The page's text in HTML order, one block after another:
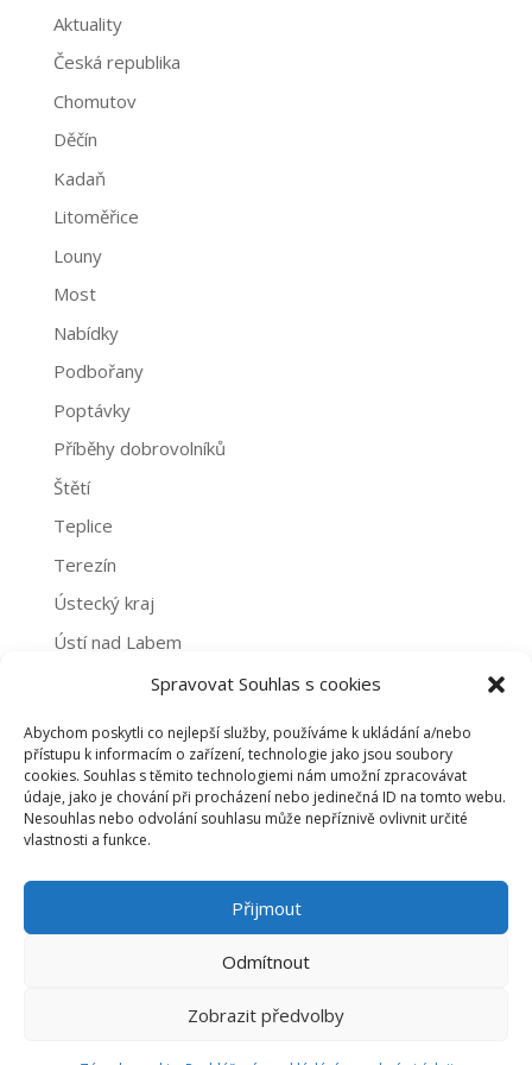
Spravovat Souhlas s cookies
Abychom poskytli co nejlepší služby, používáme k ukládání a/nebo
přístupu k informacím o zařízení, technologie jako jsou soubory
cookies. Souhlas s těmito technologiemi nám umožní zpracovávat
údaje, jako je chování při procházení nebo jedinečná ID na tomto webu.
Nesouhlas nebo odvolání souhlasu může nepříznivě ovlivnit určité
vlastnosti a funkce.
Přijmout
Odmítnout
Zobrazit předvolby
Aktuality
Česká republika
Chomutov
Děčín
Kadaň
Litoměřice
Louny
Most
Nabídky
Podbořany
Poptávky
Příběhy dobrovolníků
Štětí
Teplice
Terezín
Ústecký kraj
Ústí nad Labem
Archivy
Archivy
PROHLÁŠENÍ O NAKLÁDÁNÍ S OSOBNÍMI ÚDAJI
ZÁSADY COOKIES (EU)